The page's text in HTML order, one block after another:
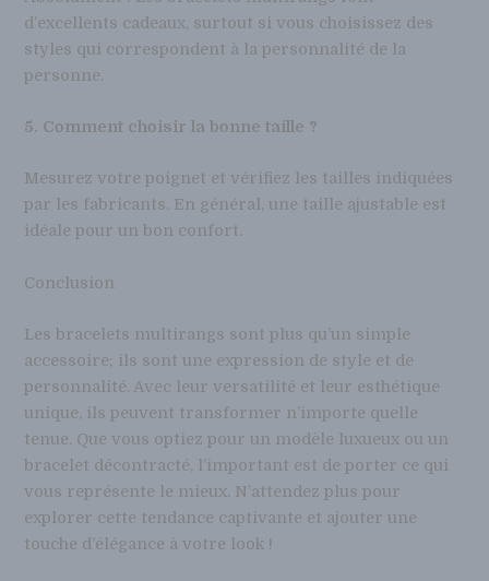
d’excellents cadeaux, surtout si vous choisissez des
styles qui correspondent à la personnalité de la
personne.
5. Comment choisir la bonne taille ?
Mesurez votre poignet et vérifiez les tailles indiquées
par les fabricants. En général, une taille ajustable est
idéale pour un bon confort.
Conclusion
Les bracelets multirangs sont plus qu’un simple
accessoire; ils sont une expression de style et de
personnalité. Avec leur versatilité et leur esthétique
unique, ils peuvent transformer n’importe quelle
tenue. Que vous optiez pour un modèle luxueux ou un
bracelet décontracté, l’important est de porter ce qui
vous représente le mieux. N’attendez plus pour
explorer cette tendance captivante et ajouter une
touche d’élégance à votre look !